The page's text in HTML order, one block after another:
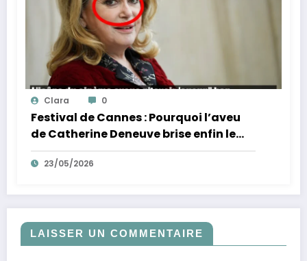
Clara 0
Festival de Cannes : Pourquoi l’aveu
de Catherine Deneuve brise enfin le
mythe de la Croisette
23/05/2026
LAISSER UN COMMENTAIRE